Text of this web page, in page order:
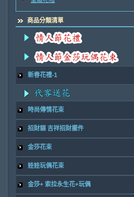
商品分類清單
新春花禮-1
時尚傳情花束
招財貓 吉祥招財擺件
金莎花束
娃娃玩偶花束
金莎+ 索拉永生花+玩偶